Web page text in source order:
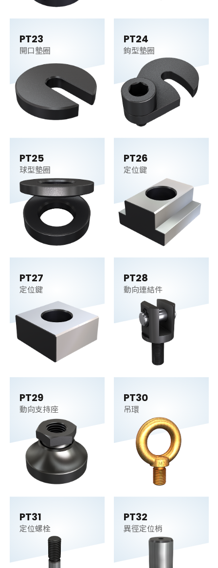
PT23
開口墊圈
PT24
鉤型墊圈
PT25
球型墊圈
PT26
定位鍵
PT27
定位鍵
PT28
動向連結件
PT29
動向支持座
PT30
吊環
PT31
定位螺栓
PT32
異徑定位梢